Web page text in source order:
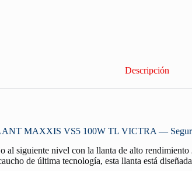
Descripción
MAXXIS VS5 100W TL VICTRA —
al siguiente nivel con la llanta de alto rendimiento
de última tecnología, esta llanta está